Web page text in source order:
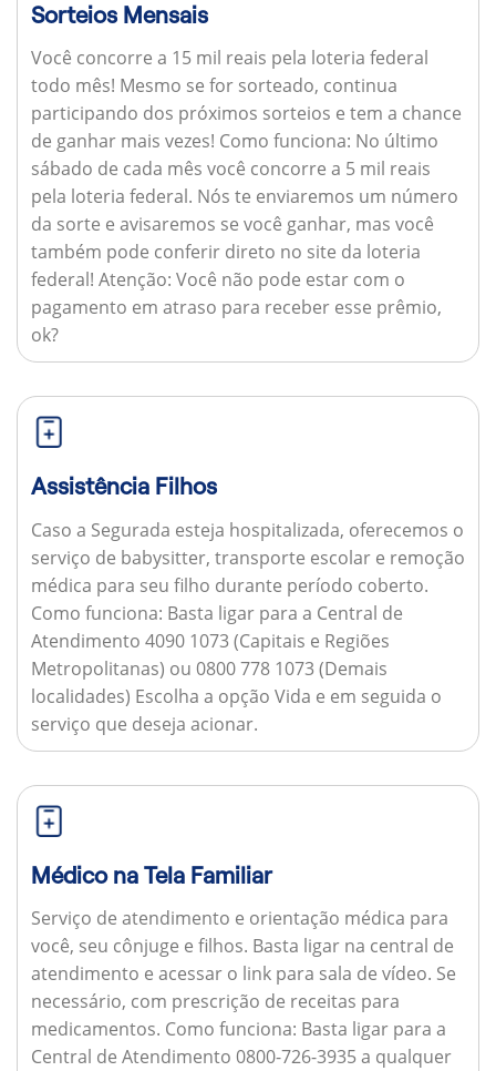
Sorteios Mensais
Você concorre a 15 mil reais pela loteria federal
todo mês! Mesmo se for sorteado, continua
participando dos próximos sorteios e tem a chance
de ganhar mais vezes! Como funciona: No último
sábado de cada mês você concorre a 5 mil reais
pela loteria federal. Nós te enviaremos um número
da sorte e avisaremos se você ganhar, mas você
também pode conferir direto no site da loteria
federal! Atenção: Você não pode estar com o
pagamento em atraso para receber esse prêmio,
ok?
Assistência Filhos
Caso a Segurada esteja hospitalizada, oferecemos o
serviço de babysitter, transporte escolar e remoção
médica para seu filho durante período coberto.
Como funciona: Basta ligar para a Central de
Atendimento 4090 1073 (Capitais e Regiões
Metropolitanas) ou 0800 778 1073 (Demais
localidades) Escolha a opção Vida e em seguida o
serviço que deseja acionar.
Médico na Tela Familiar
Serviço de atendimento e orientação médica para
você, seu cônjuge e filhos. Basta ligar na central de
atendimento e acessar o link para sala de vídeo. Se
necessário, com prescrição de receitas para
medicamentos. Como funciona: Basta ligar para a
Central de Atendimento 0800-726-3935 a qualquer